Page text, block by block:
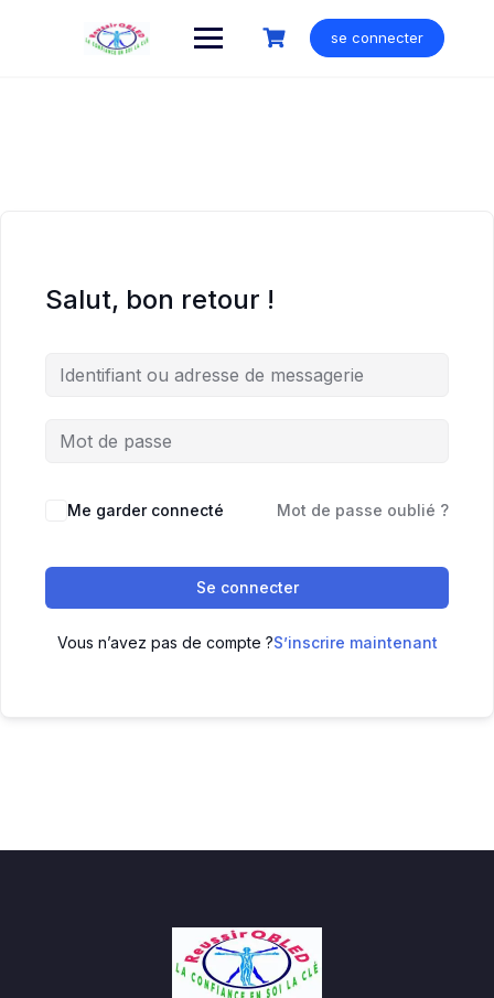
se connecter
Salut, bon retour !
Me garder connecté Mot de passe oublié ?
Se connecter
Vous n’avez pas de compte ?S’inscrire maintenant